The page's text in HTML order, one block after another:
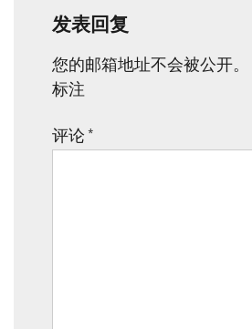
发表回复
您的邮箱地址不会被公开。
标注
评论 *